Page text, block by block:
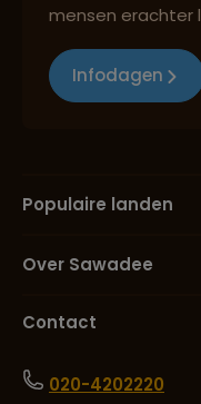
mensen erachter
Infodagen
Populaire landen
Over Sawadee
Contact
020-4202220